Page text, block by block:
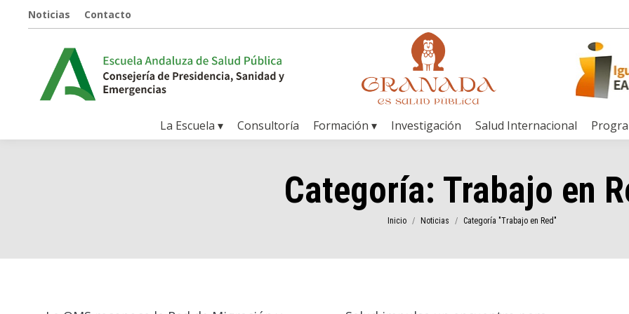
Noticias Contacto
La Escuela ▾ Consultoría Formación ▾ Investigación Salud Internacional
Categoría: Trabajo en
Estás aquí:
Inicio Noticias Categoría "Trabajo en Red"